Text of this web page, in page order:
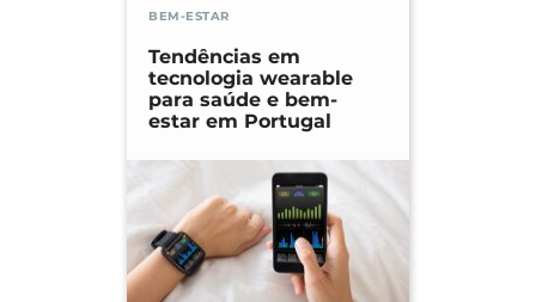
BEM-ESTAR
Tendências em
tecnologia wearable
para saúde e bem-
estar em Portugal